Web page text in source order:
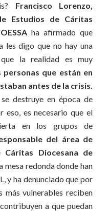
Francisco Lorenzo,
Estudios de Cáritas
ha afirmado que
les digo que no hay una
que la realidad es muy
que están en
antes de la crisis.
destruye en época de
eso, es necesario que el
en los grupos de
del área de
Diocesana de
mesa redonda donde han
y ha denunciado que por
más vulnerables reciben
a que puedan